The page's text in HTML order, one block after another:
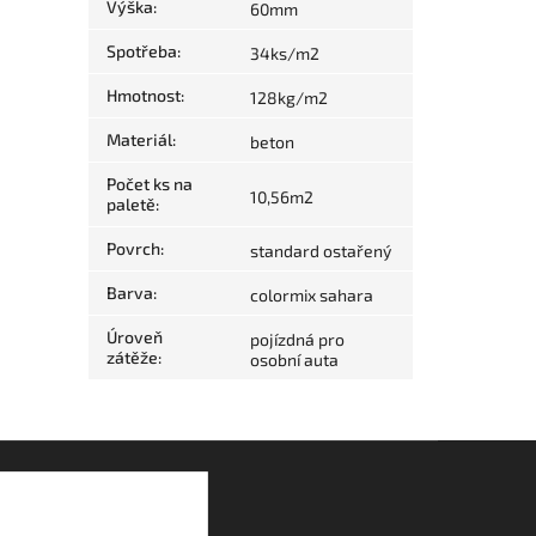
Výška: 60mm
Spotřeba: 34ks/m2
Hmotnost: 128kg/m2
Materiál: beton
Počet ks na
paletě: 10,56m2
Povrch: standard ostařený
Barva: colormix sahara
Úroveň
zátěže:
pojízdná pro
osobní auta